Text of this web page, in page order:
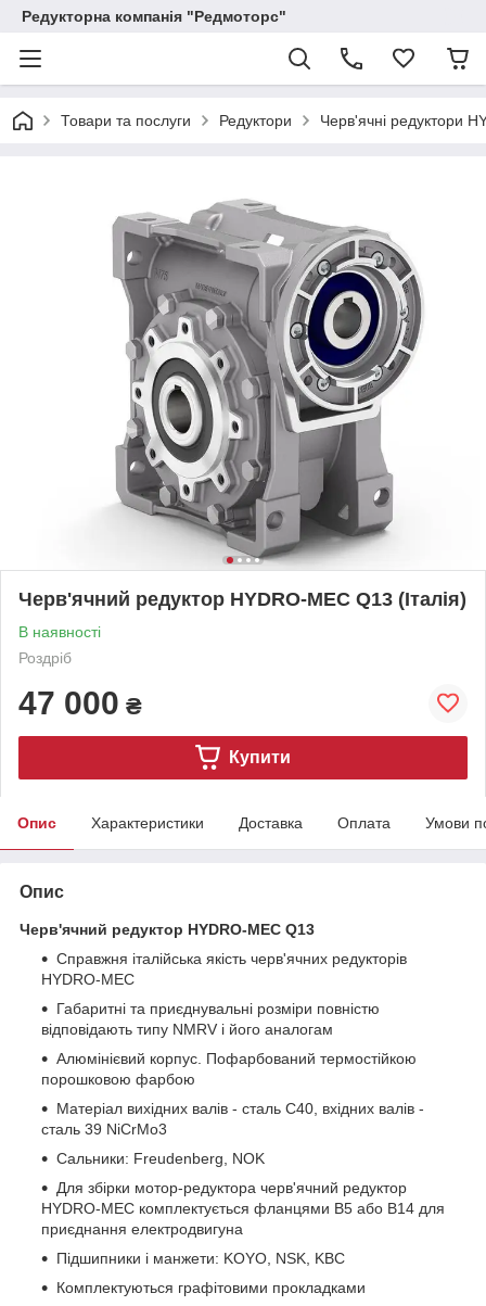
Редукторна компанія "Редмоторс"
Товари та послуги Редуктори Черв'ячні редуктори
Черв'ячний редуктор HYDRO-MEC Q13 (Італія)
В наявності
Роздріб
47 000 ₴
Купити
Опис Характеристики Доставка Оплата Умови
Опис
Черв'ячний редуктор HYDRO-MEC Q13
Справжня італійська якість черв'ячних редукторів
HYDRO-MEC
Габаритні та приєднувальні розміри повністю
відповідають типу NMRV і його аналогам
Алюмінієвий корпус. Пофарбований термостійкою
порошковою фарбою
Матеріал вихідних валів - сталь С40, вхідних валів -
сталь 39 NiCrMo3
Сальники: Freudenberg, NOK
Для збірки мотор-редуктора черв'ячний редуктор
HYDRO-MEC комплектується фланцями В5 або В14 для
приєднання електродвигуна
Підшипники і манжети: KOYO, NSK, KBC
Комплектуються графітовими прокладками